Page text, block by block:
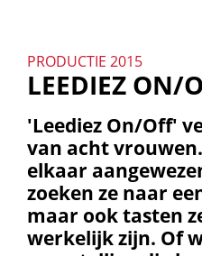
PRODUCTIE 2015
LEEDIEZ ON/
'Leediez On/Off'
van acht
elkaar
zoeken ze naar
maar ook tasten
werkelijk zijn. Of